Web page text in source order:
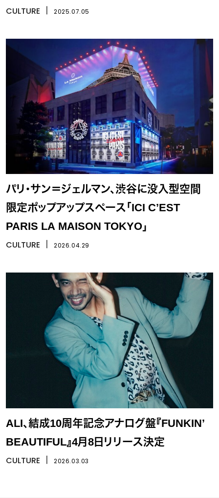
CULTURE 2025.07.05
パリ・サン＝ジェルマン、渋谷に没入型空間
限定ポップアップスペース「ICI C’EST
PARIS LA MAISON TOKYO」
CULTURE 2026.04.29
ALI、結成10周年記念アナログ盤『FUNKIN’
BEAUTIFUL』4月8日リリース決定
CULTURE 2026.03.03